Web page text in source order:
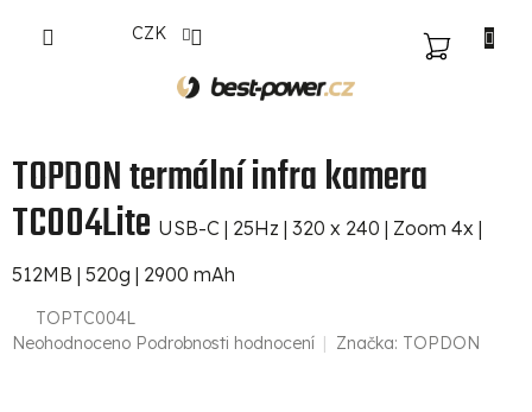
CZK
NÁKUPNÍ
TOPDON termální infra kamera
TC004Lite USB-C | 25Hz | 320 x 240 | Zoom 4x |
512MB | 520g | 2900 mAh
TOPTC004L
Průměrné
Neohodnoceno Podrobnosti hodnocení Značka: TOPDON